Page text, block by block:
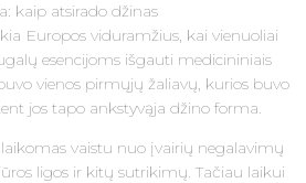
kaip atsirado džinas
Europos viduramžius, kai vienuoliai
esencijoms išgauti medicininiais
vienos pirmųjų žaliavų, kurios buvo
jos tapo ankstyvąja džino forma.
vaistu nuo įvairių negalavimų
ligos ir kitų sutrikimų. Tačiau laikui